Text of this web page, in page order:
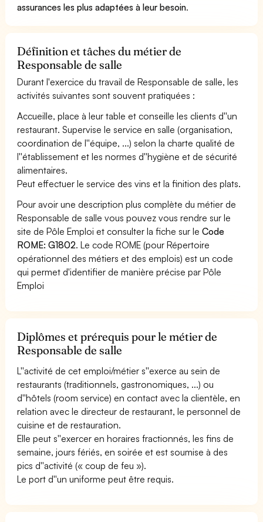
assurances les plus adaptées à leur besoin.
Définition et tâches du métier de
Responsable de salle
Durant l'exercice du travail de Responsable de salle, les
activités suivantes sont souvent pratiquées :
Accueille, place à leur table et conseille les clients d''un
restaurant. Supervise le service en salle (organisation,
coordination de l''équipe, ...) selon la charte qualité de
l''établissement et les normes d''hygiène et de sécurité
alimentaires.
Peut effectuer le service des vins et la finition des plats.
Pour avoir une description plus complète du métier de
Responsable de salle vous pouvez vous rendre sur le
site de Pôle Emploi et consulter la fiche sur leCode
ROME: G1802. Le code ROME (pour Répertoire
opérationnel des métiers et des emplois) est un code
qui permet d'identifier de manière précise par Pôle
Emploi
Diplômes et prérequis pour le métier de
Responsable de salle
L''activité de cet emploi/métier s''exerce au sein de
restaurants (traditionnels, gastronomiques, ...) ou
d''hôtels (room service) en contact avec la clientèle, en
relation avec le directeur de restaurant, le personnel de
cuisine et de restauration.
Elle peut s''exercer en horaires fractionnés, les fins de
semaine, jours fériés, en soirée et est soumise à des
pics d''activité (« coup de feu »).
Le port d''un uniforme peut être requis.